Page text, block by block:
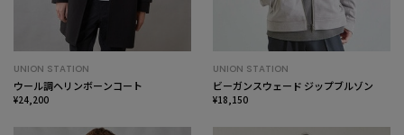
UNION STATION
ウール調ヘリンボーンコート
¥24,200
UNION STATION
ビーガンスウェード ジップブルゾン
¥18,150